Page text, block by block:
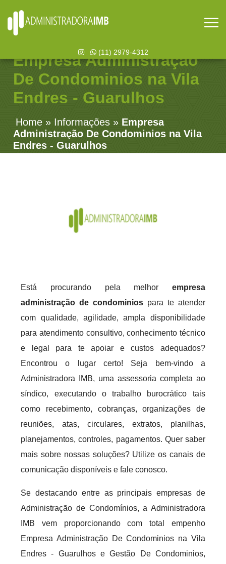
(11) 2979-4312
Empresa Administração
De Condominios na Vila
Endres - Guarulhos
Home » Informações » Empresa
Administração De Condominios na Vila
Endres - Guarulhos
Está procurando pela melhor empresa
administração de condominios para te atender
com qualidade, agilidade, ampla disponibilidade
para atendimento consultivo, conhecimento técnico
e legal para te apoiar e custos adequados?
Encontrou o lugar certo! Seja bem-vindo a
Administradora IMB, uma assessoria completa ao
síndico, executando o trabalho burocrático tais
como recebimento, cobranças, organizações de
reuniões, atas, circulares, extratos, planilhas,
planejamentos, controles, pagamentos. Quer saber
mais sobre nossas soluções? Utilize os canais de
comunicação disponíveis e fale conosco.
Se destacando entre as principais empresas de
Administração de Condomínios, a Administradora
IMB vem proporcionando com total empenho
Empresa Administração De Condominios na Vila
Endres - Guarulhos e Gestão De Condominios,